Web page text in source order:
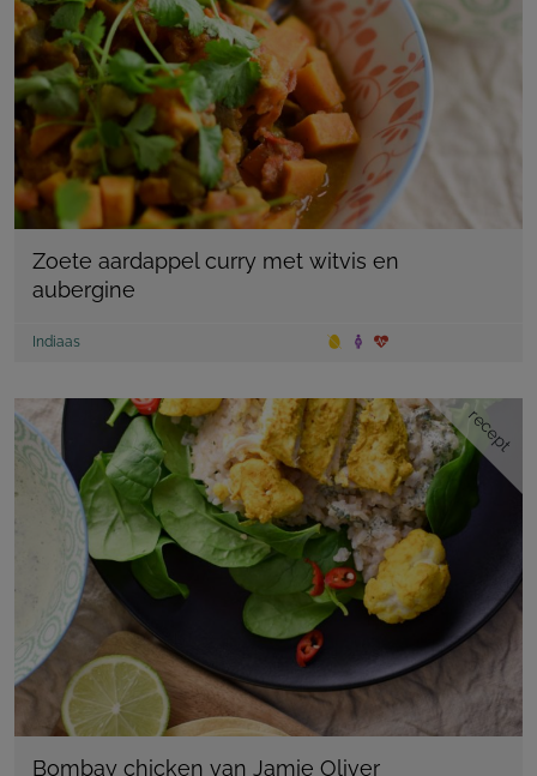
Zoete aardappel curry met witvis en
aubergine
Indiaas
recept
Bombay chicken van Jamie Oliver